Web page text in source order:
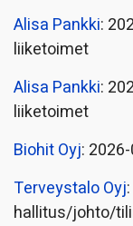
Alisa Pankki:
liiketoimet
Alisa Pankki:
liiketoimet
Biohit Oyj:
Terveystalo Oyj
hallitus/johto/